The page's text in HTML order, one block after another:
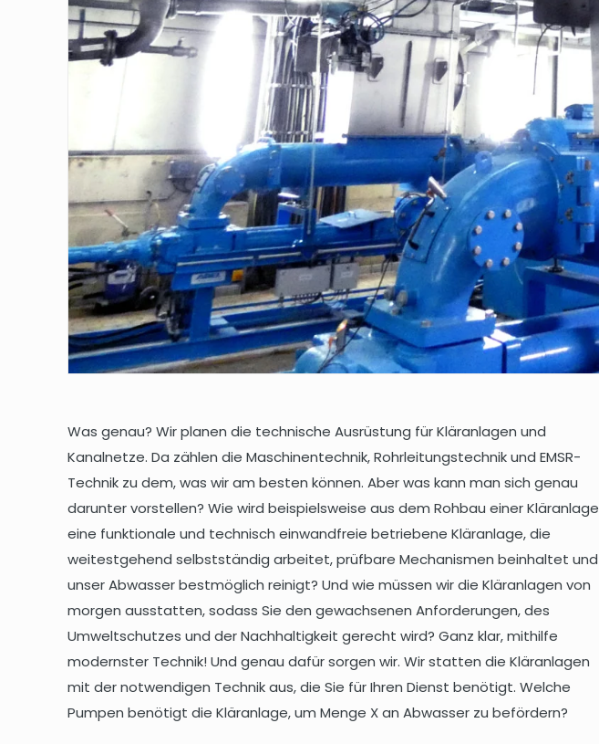
Was genau? Wir planen die technische Ausrüstung für Kläranlagen und
Kanalnetze. Da zählen die Maschinentechnik, Rohrleitungstechnik und EMSR-
Technik zu dem, was wir am besten können. Aber was kann man sich genau
darunter vorstellen? Wie wird beispielsweise aus dem Rohbau einer Kläranlage
eine funktionale und technisch einwandfreie betriebene Kläranlage, die
weitestgehend selbstständig arbeitet, prüfbare Mechanismen beinhaltet und
unser Abwasser bestmöglich reinigt? Und wie müssen wir die Kläranlagen von
morgen ausstatten, sodass Sie den gewachsenen Anforderungen, des
Umweltschutzes und der Nachhaltigkeit gerecht wird? Ganz klar, mithilfe
modernster Technik! Und genau dafür sorgen wir. Wir statten die Kläranlagen
mit der notwendigen Technik aus, die Sie für Ihren Dienst benötigt. Welche
Pumpen benötigt die Kläranlage, um Menge X an Abwasser zu befördern?